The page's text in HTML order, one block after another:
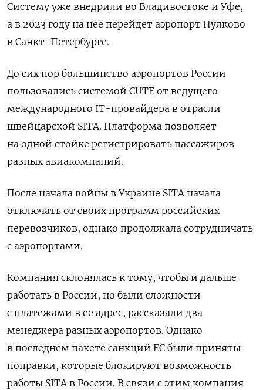
Систему уже внедрили во Владивостоке и Уфе,
а в 2023 году на нее перейдет аэропорт Пулково
в Санкт-Петербурге.
До сих пор большинство аэропортов России
пользовались системой CUTE от ведущего
международного IT-провайдера в отрасли
швейцарской SITA. Платформа позволяет
на одной стойке регистрировать пассажиров
разных авиакомпаний.
После начала войны в Украине SITA начала
отключать от своих программ российских
перевозчиков, однако продолжала сотрудничать
с аэропортами.
Компания склонялась к тому, чтобы и дальше
работать в России, но были сложности
с платежами в ее адрес, рассказали два
менеджера разных аэропортов. Однако
в последнем пакете санкций ЕС были приняты
поправки, которые блокируют возможность
работы SITA в России. В связи с этим компания